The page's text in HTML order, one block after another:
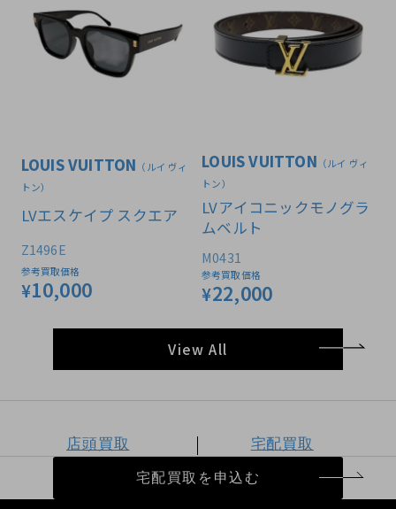
LOUIS VUITTON （ルイ ヴィ
トン）
LVエスケイプ スクエア
Z1496E
参考買取価格
¥10,000
LOUIS VUITTON （ルイ ヴィ
トン）
LVアイコニックモノグラ
ムベルト
M0431
参考買取価格
¥22,000
View All
店頭買取 宅配買取
宅配買取を申込む